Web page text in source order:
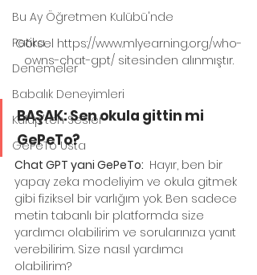
Bu Ay Öğretmen Kulübü'nde
Patika
Denemeler
Babalık Deneyimleri
Kulüp'ten Sesler
GePeTo Usta
Görsel https://www.mlyearning.org/who-
owns-chat-gpt/ sitesinden alınmıştır.
BAŞAK: Sen okula gittin mi
GePeTo?
Chat GPT yani GePeTo: Hayır, ben bir
yapay zeka modeliyim ve okula gitmek
gibi fiziksel bir varlığım yok. Ben sadece
metin tabanlı bir platformda size
yardımcı olabilirim ve sorularınıza yanıt
verebilirim. Size nasıl yardımcı
olabilirim?